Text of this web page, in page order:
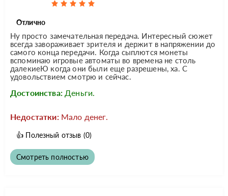
Отлично
Ну просто замечательная передача. Интересный сюжет
всегда завораживает зрителя и держит в напряжении до
самого конца передачи. Когда сыплются монеты
вспоминаю игровые автоматы во времена не столь
далекиеЮ когда они были еще разрешены, ха. С
удовольствием смотрю и сейчас.
Достоинства: Деньги.
Недостатки: Мало денег.
👍 Полезный отзыв (0)
Смотреть полностью